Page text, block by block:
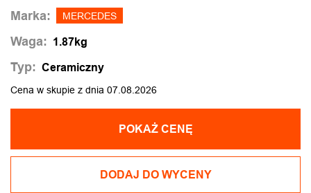
Marka: MERCEDES
Waga: 1.87kg
Typ: Ceramiczny
Cena w skupie z dnia 07.08.2026
POKAŻ CENĘ
DODAJ DO WYCENY